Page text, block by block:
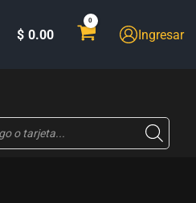
$ 0.00 Ingresar